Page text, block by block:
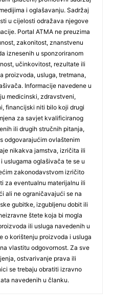
i oglašavanju. Sadržaj
u cijelosti odražava njegove
Portal ATMA ne preuzima
zakonitost, znanstvenu
iznesenih u sponzoriranom
učinkovitost, rezultate ili
proizvoda, usluga, tretmana,
Informacije navedene u
medicinski, zdravstveni,
financijski niti bilo koji drugi
za savjet kvalificiranog
ili drugih stručnih pitanja,
odgovarajućim ovlaštenim
nikakva jamstva, izričita ili
uslugama oglašivača te se u
zakonodavstvom izričito
za eventualnu materijalnu ili
ali ne ograničavajući se na
gubitke, izgubljenu dobit ili
štete koja bi mogla
ili usluga navedenih u
o korištenju proizvoda i usluga
vlastitu odgovornost. Za sve
ostvarivanje prava ili
se trebaju obratiti izravno
navedenih u članku.